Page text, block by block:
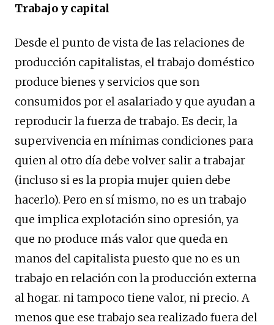
Trabajo y capital
Desde el punto de vista de las relaciones de
producción capitalistas, el trabajo doméstico
produce bienes y servicios que son
consumidos por el asalariado y que ayudan a
reproducir la fuerza de trabajo. Es decir, la
supervivencia en mínimas condiciones para
quien al otro día debe volver salir a trabajar
(incluso si es la propia mujer quien debe
hacerlo). Pero en sí mismo, no es un trabajo
que implica explotación sino opresión, ya
que no produce más valor que queda en
manos del capitalista puesto que no es un
trabajo en relación con la producción externa
al hogar. ni tampoco tiene valor, ni precio. A
menos que ese trabajo sea realizado fuera del